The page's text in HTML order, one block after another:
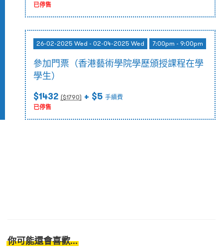
已停售
26-02-2025 Wed - 02-04-2025 Wed 7:00pm - 9:00pm
參加門票（香港藝術學院學歷頒授課程在學
學生）
$1432 ($1790) + $5 手續費
已停售
你可能還會喜歡...